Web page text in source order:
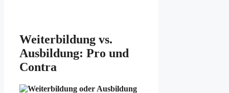
Weiterbildung vs.
Ausbildung: Pro und
Contra